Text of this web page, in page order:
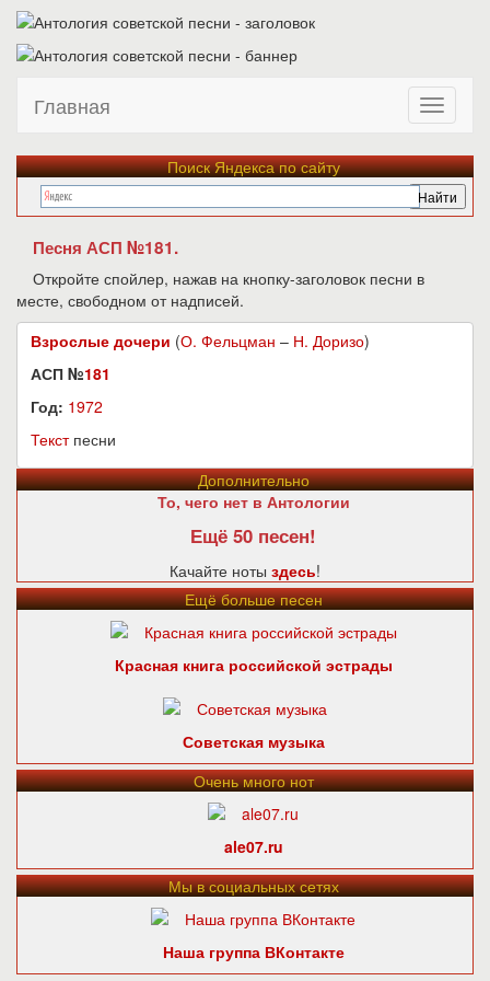
Главная
Поиск Яндекса по сайту
Песня АСП №181.
Откройте спойлер, нажав на кнопку-заголовок песни в
месте, свободном от надписей.
Взрослые дочери (О. Фельцман – Н. Доризо)
АСП №181
Год: 1972
Текстпесни
Дополнительно
То, чего нет в Антологии
Ещё 50 песен!
Качайте ноты здесь!
Ещё больше песен
Красная книга российской эстрады
Советская музыка
Очень много нот
ale07.ru
Мы в социальных сетях
Наша группа ВКонтакте